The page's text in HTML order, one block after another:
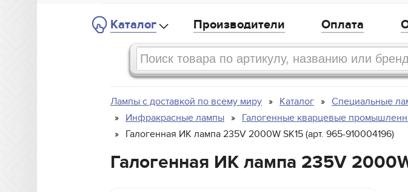
Каталог Производители Оплата
Лампы с доставкой по всему миру Каталог Специальные
Инфракрасные лампы
Галогенные кварцевые
Галогенная ИК лампа 235V 2000W SK15 (арт. 965-910004196)
Галогенная ИК лампа 235V